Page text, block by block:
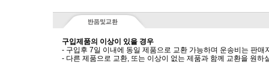
구입제품의 이상이 있을 경우
- 구입후 7일 이내에 동일 제품으로 교환 가능하며 운송비는 판매
- 다른 제품으로 교환, 또는 이상이 없는 제품과 함께 교환을 원하